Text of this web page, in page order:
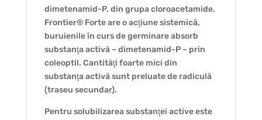
dimetenamid-P, din grupa cloroacetamide.
Frontier® Forte are o acţiune sistemică,
buruienile în curs de germinare absorb
substanţa activă – dimetenamid-P – prin
coleoptil. Cantităţi foarte mici din
substanţa activă sunt preluate de radiculă
(traseu secundar).
Pentru solubilizarea substanţei active este